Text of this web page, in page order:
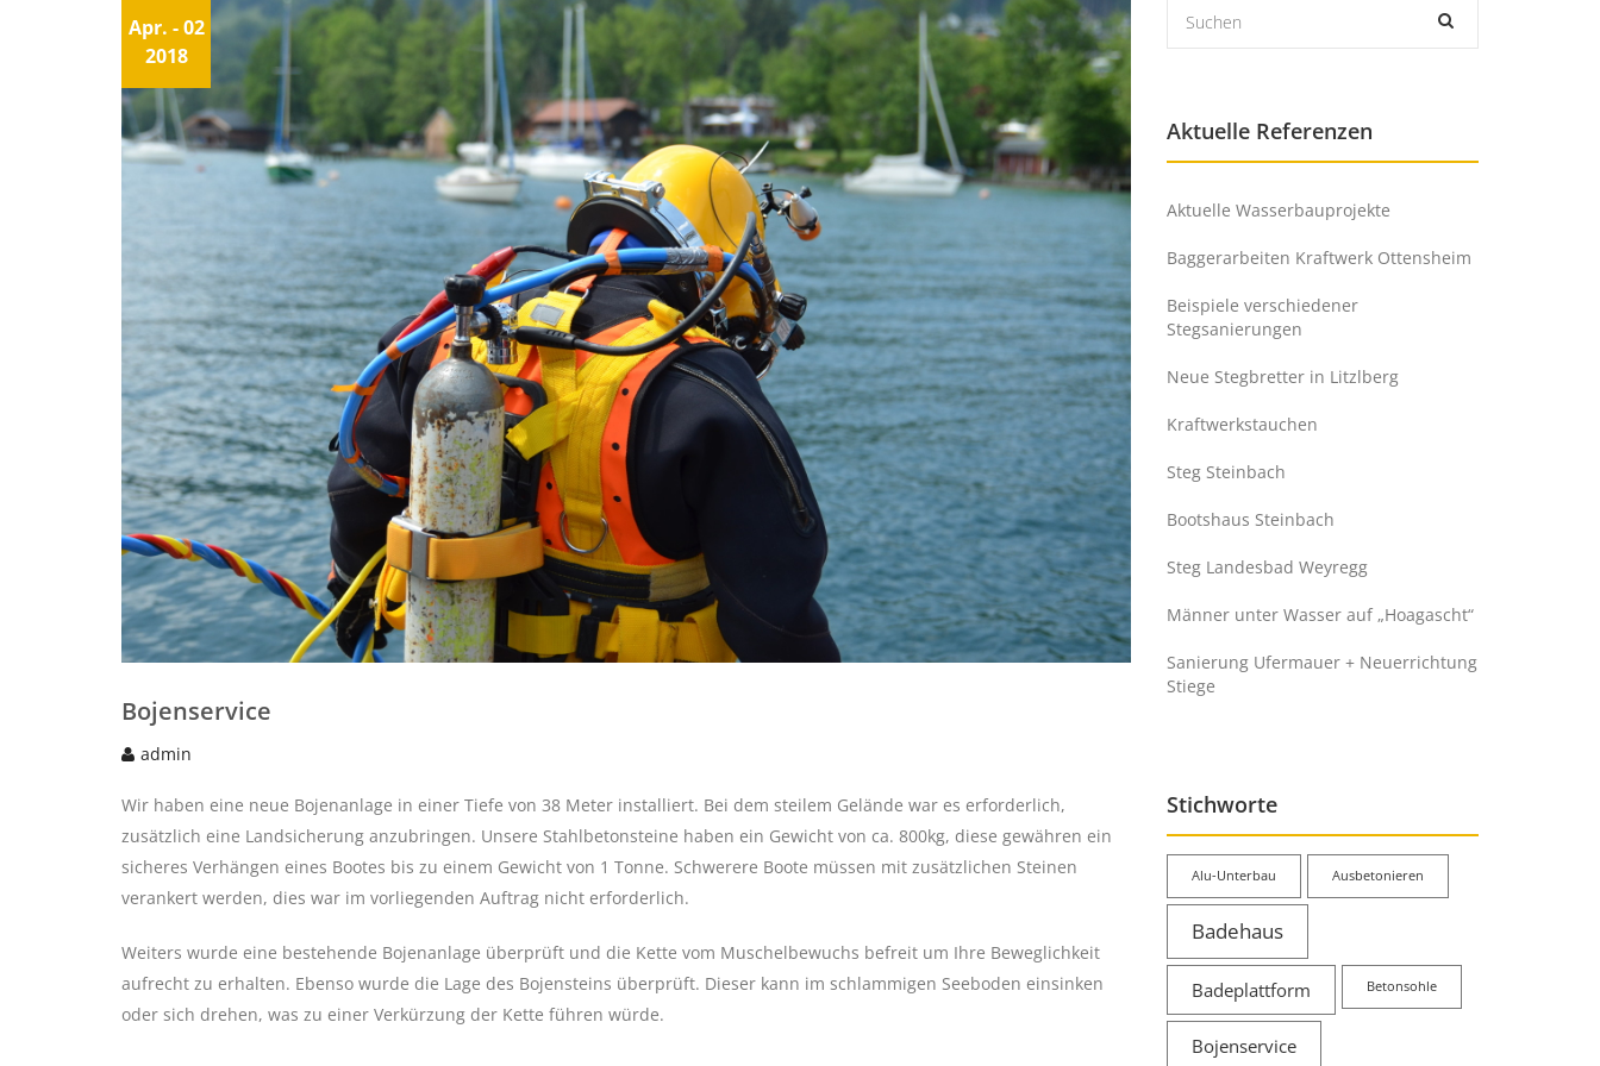
Apr. - 02
2018
Bojenservice
admin
Wir haben eine neue Bojenanlage in einer Tiefe von 38 Meter installiert. Bei dem steilem Gelände war es erforderlich,
zusätzlich eine Landsicherung anzubringen. Unsere Stahlbetonsteine haben ein Gewicht von ca. 800kg, diese gewähren ein
sicheres Verhängen eines Bootes bis zu einem Gewicht von 1 Tonne. Schwerere Boote müssen mit zusätzlichen Steinen
verankert werden, dies war im vorliegenden Auftrag nicht erforderlich.
Weiters wurde eine bestehende Bojenanlage überprüft und die Kette vom Muschelbewuchs befreit um Ihre Beweglichkeit
aufrecht zu erhalten. Ebenso wurde die Lage des Bojensteins überprüft. Dieser kann im schlammigen Seeboden einsinken
oder sich drehen, was zu einer Verkürzung der Kette führen würde.
Aktuelle Referenzen
Aktuelle Wasserbauprojekte
Baggerarbeiten Kraftwerk Ottensheim
Beispiele verschiedener
Stegsanierungen
Neue Stegbretter in Litzlberg
Kraftwerkstauchen
Steg Steinbach
Bootshaus Steinbach
Steg Landesbad Weyregg
Männer unter Wasser auf „Hoagascht“
Sanierung Ufermauer + Neuerrichtung
Stiege
Stichworte
Alu-Unterbau Ausbetonieren
Badehaus
Badeplattform Betonsohle
Bojenservice